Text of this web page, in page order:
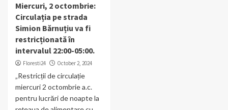
Miercuri, 2 octombrie:
Circulația pe strada
Simion Bărnuțiu va fi
restricționată în
intervalul 22:00-05:00.
Floresti24 October 2, 2024
„Restricții de circulație
miercuri 2 octombrie a.c.
pentru lucrări de noapte la